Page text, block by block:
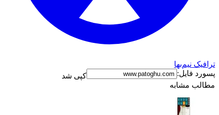
ترافیک نیم‌بها
پسورد فایل:
کپی شد
مطالب مشابه